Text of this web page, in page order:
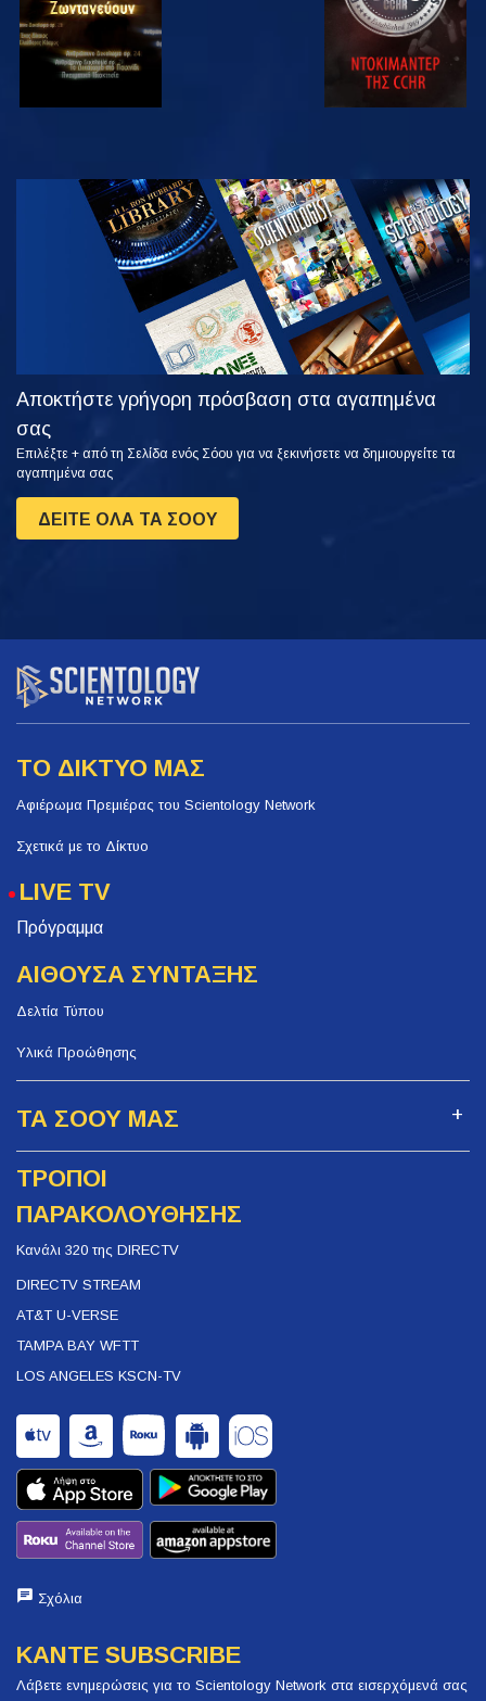
ΠΑΡΑΚΟΛΟΥΘΗΣΤΕ
ΕΞΕΡΕΥΝΗΣΤΕ
ΤΗ ΣΕΙΡΑ
Αποκτήστε γρήγορη πρόσβαση στα αγαπημένα
σας
Επιλέξτε + από τη Σελίδα ενός Σόου για να ξεκινήσετε να δημιουργείτε τα
αγαπημένα σας
ΔΕΙΤΕ ΟΛΑ ΤΑ ΣΟΟΥ
ΤΟ ΔΙΚΤΥΟ ΜΑΣ
Αφιέρωμα Πρεμιέρας του Scientology Network
Σχετικά με το Δίκτυο
LIVE TV
Πρόγραμμα
ΑΙΘΟΥΣΑ ΣΥΝΤΑΞΗΣ
Δελτία Τύπου
Υλικά Προώθησης
ΤΑ ΣΟΟΥ ΜΑΣ
ΤΡΟΠΟΙ
ΠΑΡΑΚΟΛΟΥΘΗΣΗΣ
Κανάλι 320 της DIRECTV
DIRECTV STREAM
AT&T U-VERSE
TAMPA BAY WFTT
LOS ANGELES KSCN-TV
Σχόλια
ΚΑΝΤΕ SUBSCRIBE
Λάβετε ενημερώσεις για το Scientology Network στα εισερχόμενά σας